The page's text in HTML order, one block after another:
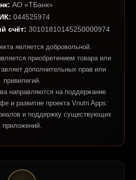
АО «ТБанк»
044525974
счёт: 30101810145250000974
является добровольной.
приобретением товара или
дополнительных прав или
привилегий.
направляются на поддержание
и развитие проекта Vnutri Apps:
и поддержку существующих
приложений.